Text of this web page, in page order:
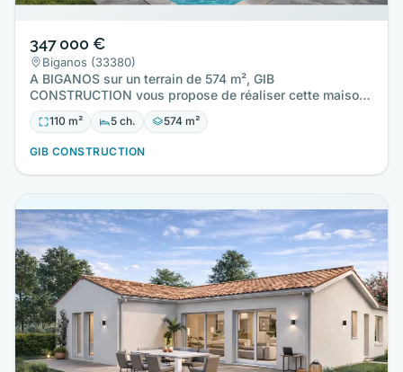
347 000 €
Biganos (33380)
A BIGANOS sur un terrain de 574 m², GIB
CONSTRUCTION vous propose de réaliser cette maison
neuve d'une surface de 110…
110 m² 5 ch. 574 m²
GIB CONSTRUCTION